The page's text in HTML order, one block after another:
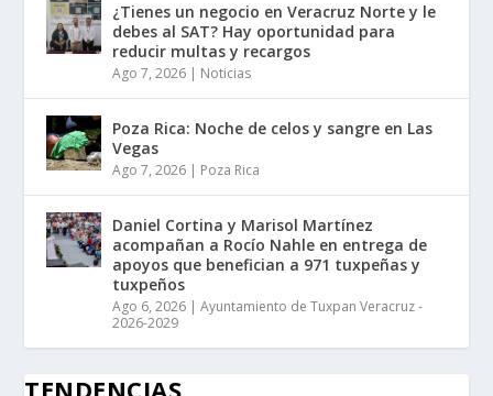
¿Tienes un negocio en Veracruz Norte y le
debes al SAT? Hay oportunidad para
reducir multas y recargos
Ago 7, 2026 | Noticias
Poza Rica: Noche de celos y sangre en Las
Vegas
Ago 7, 2026 | Poza Rica
Daniel Cortina y Marisol Martínez
acompañan a Rocío Nahle en entrega de
apoyos que benefician a 971 tuxpeñas y
tuxpeños
Ago 6, 2026 |Ayuntamiento de Tuxpan Veracruz -
2026-2029